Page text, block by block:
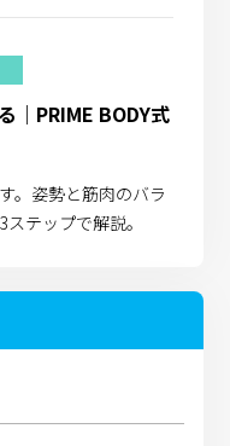
｜PRIME BODY式
。姿勢と筋肉のバラ
テップで解説。